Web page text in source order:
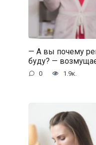
— А вы почему
буду? —
0 1.9к.